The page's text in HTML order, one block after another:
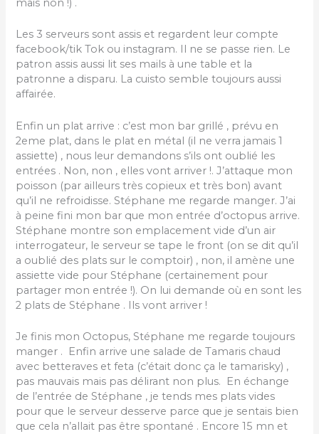
mais non !) .
Les 3 serveurs sont assis et regardent leur compte
facebook/tik Tok ou instagram. Il ne se passe rien. Le
patron assis aussi lit ses mails à une table et la
patronne a disparu. La cuisto semble toujours aussi
affairée.
Enfin un plat arrive : c’est mon bar grillé , prévu en
2eme plat, dans le plat en métal (il ne verra jamais 1
assiette) , nous leur demandons s’ils ont oublié les
entrées . Non, non , elles vont arriver !. J’attaque mon
poisson (par ailleurs très copieux et très bon) avant
qu’il ne refroidisse. Stéphane me regarde manger. J’ai
à peine fini mon bar que mon entrée d’octopus arrive.
Stéphane montre son emplacement vide d’un air
interrogateur, le serveur se tape le front (on se dit qu’il
a oublié des plats sur le comptoir) , non, il amène une
assiette vide pour Stéphane (certainement pour
partager mon entrée !). On lui demande où en sont les
2 plats de Stéphane . Ils vont arriver !
Je finis mon Octopus, Stéphane me regarde toujours
manger . Enfin arrive une salade de Tamaris chaud
avec betteraves et feta (c’était donc ça le tamarisky) ,
pas mauvais mais pas délirant non plus. En échange
de l’entrée de Stéphane , je tends mes plats vides
pour que le serveur desserve parce que je sentais bien
que cela n’allait pas être spontané . Encore 15 mn et